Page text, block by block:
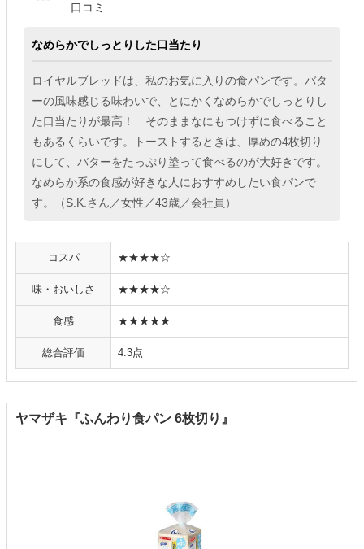
口コミ
なめらかでしっとりした口当たり
ロイヤルブレッドは、私のお気に入りの食パンです。バタ
ーの風味感じる味わいで、とにかくなめらかでしっとりし
た口当たりが最高！ そのままなにもつけずに食べること
もあるくらいです。トーストするときは、厚めの4枚切り
にして、バターをたっぷり塗って食べるのが大好きです。
なめらか系の食感が好きな人におすすめしたい食パンで
す。（S.K.さん／女性／43歳／会社員）
コスパ ★★★★☆
味・おいしさ ★★★★☆
食感 ★★★★★
総合評価 4.3点
ヤマザキ『ふんわり食パン 6枚切り』